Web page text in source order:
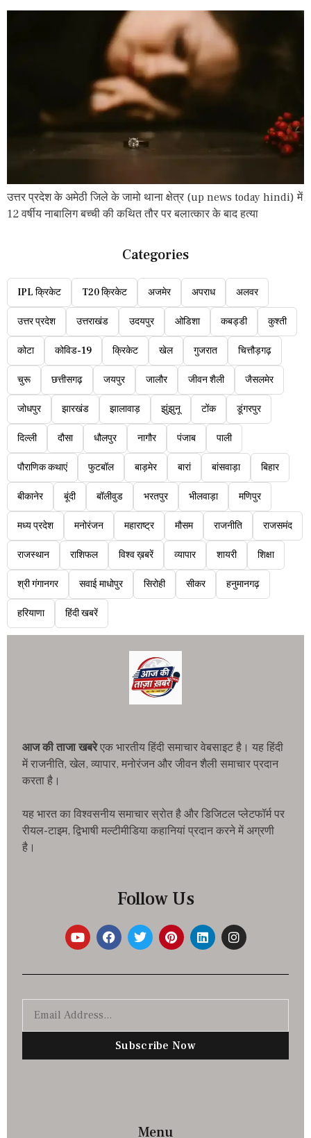
उत्तर प्रदेश के अमेठी जिले के जामो थाना क्षेत्र (up news today hindi) में
12 वर्षीय नाबालिग बच्ची की कथित तौर पर बलात्कार के बाद हत्या
Categories
IPL क्रिकेट T20 क्रिकेट अजमेर अपराध अलवर
उत्तर प्रदेश उत्तराखंड उदयपुर ओडिशा कबड्डी कुश्ती
कोटा कोविड-19 क्रिकेट खेल गुजरात चित्तौड़गढ़
चुरू छत्तीसगढ़ जयपुर जालौर जीवन शैली जैसलमेर
जोधपुर झारखंड झालावाड़ झुंझुनू टोंक डूंगरपुर
दिल्ली दौसा धौलपुर नागौर पंजाब पाली
पौराणिक कथाएं फुटबॉल बाड़मेर बारां बांसवाड़ा बिहार
बीकानेर बूंदी बॉलीवुड भरतपुर भीलवाड़ा मणिपुर
मध्य प्रदेश मनोरंजन महाराष्ट्र मौसम राजनीति राजसमंद
राजस्थान राशिफल विश्व ख़बरें व्यापार शायरी शिक्षा
श्री गंगानगर सवाई माधोपुर सिरोही सीकर हनुमानगढ़
हरियाणा हिंदी खबरें
आज की ताजा खबरेएक भारतीय हिंदी समाचार वेबसाइट है। यह हिंदी
में राजनीति, खेल, व्यापार, मनोरंजन और जीवन शैली समाचार प्रदान
करता है।
यह भारत का विश्वसनीय समाचार स्रोत है और डिजिटल प्लेटफॉर्म पर
रीयल-टाइम, द्विभाषी मल्टीमीडिया कहानियां प्रदान करने में अग्रणी
है।
Follow Us
Subscribe Now
Menu